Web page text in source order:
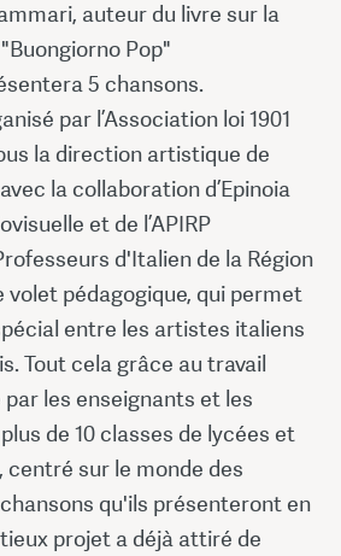
auteur du livre sur la
Pop"
5 chansons.
par l’Association loi 1901
la direction artistique de
la collaboration d’Epinoia
et de l’APIRP
d'Italien de la Région
volet pédagogique, qui permet
entre les artistes italiens
Tout cela grâce au travail
les enseignants et les
de 10 classes de lycées et
centré sur le monde des
qu'ils présenteront en
projet a déjà attiré de